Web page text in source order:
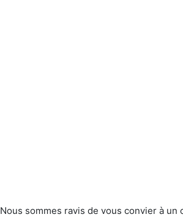
Nous sommes ravis de vous convier à